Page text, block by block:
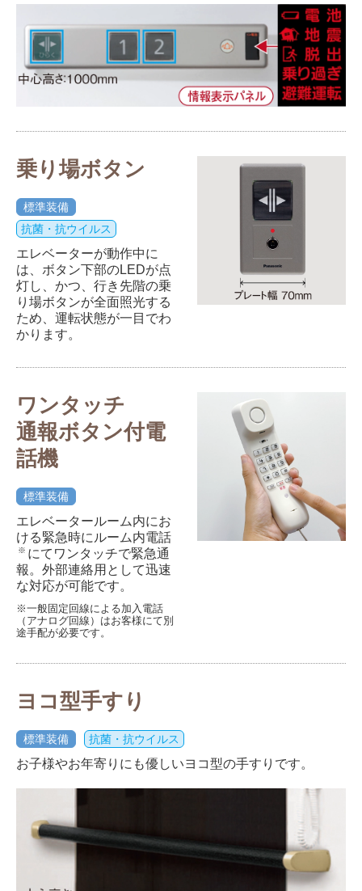
乗り場ボタン
標準装備
抗菌・抗ウイルス
エレベーターが動作中に
は、ボタン下部のLEDが点
灯し、かつ、行き先階の乗
り場ボタンが全面照光する
ため、運転状態が一目でわ
かります。
ワンタッチ
通報ボタン付電
話機
標準装備
エレベータールーム内にお
ける緊急時にルーム内電話
※ にてワンタッチで緊急通
報。外部連絡用として迅速
な対応が可能です。
※一般固定回線による加入電話
（アナログ回線）はお客様にて別
途手配が必要です。
ヨコ型手すり
標準装備 抗菌・抗ウイルス
お子様やお年寄りにも優しいヨコ型の手すりです。